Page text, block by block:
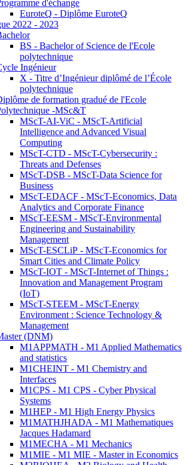
d'échange
EuroteQ - Diplôme EuroteQ
2022 - 2023
BS - Bachelor of Science de l'Ecole
polytechnique
Ingénieur
X - Titre d’Ingénieur diplômé de l’École
polytechnique
de formation gradué de l'Ecole
-MSc&T
MScT-AI-ViC - MScT-Artificial
Intelligence and Advanced Visual
Computing
MScT-CTD - MScT-Cybersecurity :
Threats and Defenses
MScT-DSB - MScT-Data Science for
Business
MScT-EDACF - MScT-Economics, Data
Analytics and Corporate Finance
MScT-EESM - MScT-Environmental
Engineering and Sustainability
Management
MScT-ESCLiP - MScT-Economics for
Smart Cities and Climate Policy
MScT-IOT - MScT-Internet of Things :
Innovation and Management Program
(IoT)
MScT-STEEM - MScT-Energy
Environment : Science Technology &
Management
(DNM)
M1APPMATH - M1 Applied Mathematics
and statistics
M1CHEINT - M1 Chemistry and
Interfaces
M1CPS - M1 CPS - Cyber Physical
Systems
M1HEP - M1 High Energy Physics
M1MATHJHADA - M1 Mathematiques
Jacques Hadamard
M1MECHA - M1 Mechanics
M1MIE - M1 MIE - Master in Economics